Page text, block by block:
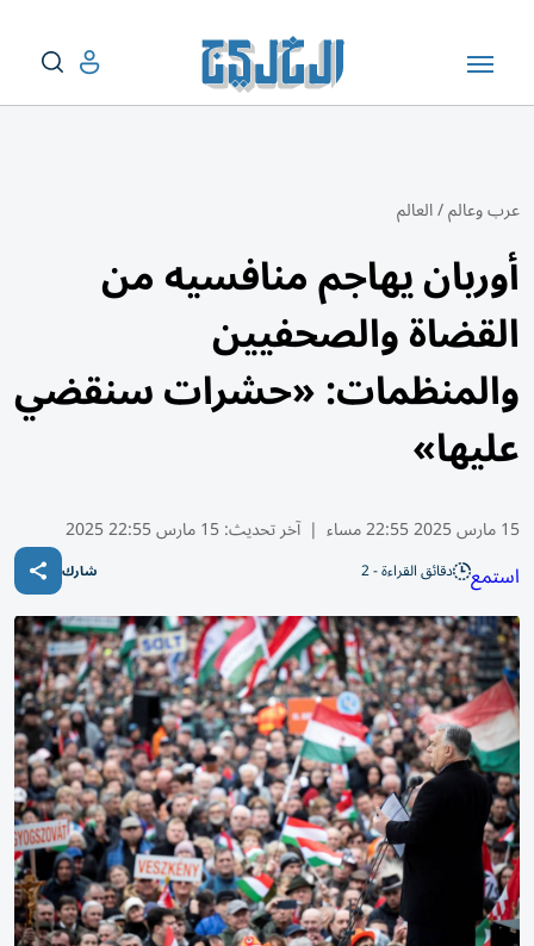
عرب وعالم/العالم
أوربان يهاجم منافسيه من
القضاة والصحفيين
والمنظمات: «حشرات سنقضي
عليها»
15 مارس 2025 22:55 مساء | آخر تحديث:15 مارس 22:55 2025
استمع دقائق القراءة - 2 شارك